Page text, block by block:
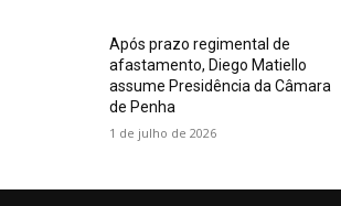
Após prazo regimental de
afastamento, Diego Matiello
assume Presidência da Câmara
de Penha
1 de julho de 2026